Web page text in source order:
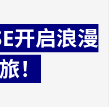
开启浪漫
！